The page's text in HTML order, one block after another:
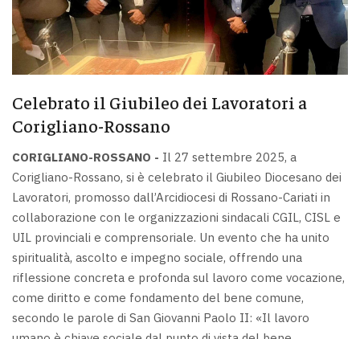
Celebrato il Giubileo dei Lavoratori a
Corigliano-Rossano
CORIGLIANO-ROSSANO - Il 27 settembre 2025, a
Corigliano-Rossano, si è celebrato il Giubileo Diocesano dei
Lavoratori, promosso dall’Arcidiocesi di Rossano-Cariati in
collaborazione con le organizzazioni sindacali CGIL, CISL e
UIL provinciali e comprensoriale. Un evento che ha unito
spiritualità, ascolto e impegno sociale, offrendo una
riflessione concreta e profonda sul lavoro come vocazione,
come diritto e come fondamento del bene comune,
secondo le parole di San Giovanni Paolo II: «Il lavoro